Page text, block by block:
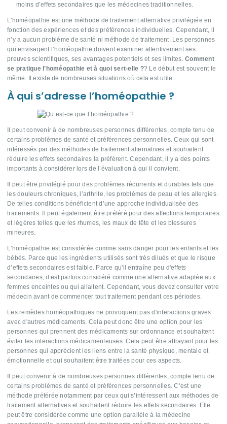
moins d’effets secondaires que les médecines traditionnelles.
L'homéopathie est une méthode de traitement alternative privilégiée en
fonction des expériences et des préférences individuelles. Cependant, il
n’y a aucun problème de santé ni méthode de traitement. Les personnes
qui envisagent l’homéopathie doivent examiner attentivement ses
preuves scientifiques, ses avantages potentiels et ses limites. Comment
se pratique l’homéopathie et à quoi sert-elle ?? Le début est souvent le
même. Il existe de nombreuses situations où cela est utile.
À qui s’adresse l’homéopathie ?
Il peut convenir à de nombreuses personnes différentes, compte tenu de
certains problèmes de santé et préférences personnelles. Ceux qui sont
intéressés par des méthodes de traitement alternatives et souhaitent
réduire les effets secondaires la préfèrent. Cependant, il y a des points
importants à considérer lors de l’évaluation à qui il convient.
Il peut être privilégié pour des problèmes récurrents et durables tels que
les douleurs chroniques, l’arthrite, les problèmes de peau et les allergies.
De telles conditions bénéficient d’une approche individualisée des
traitements. Il peut également être préféré pour des affections temporaires
et légères telles que les rhumes, les maux de tête et les blessures
mineures.
L'homéopathie est considérée comme sans danger pour les enfants et les
bébés. Parce que les ingrédients utilisés sont très dilués et que le risque
d’effets secondaires est faible. Parce qu'il entraîne peu d'effets
secondaires, il est parfois considéré comme une alternative adaptée aux
femmes enceintes ou qui allaitent. Cependant, vous devez consulter votre
médecin avant de commencer tout traitement pendant ces périodes.
Les remèdes homéopathiques ne provoquent pas d'interactions graves
avec d'autres médicaments. Cela peut donc être une option pour les
personnes qui prennent des médicaments sur ordonnance et souhaitent
éviter les interactions médicamenteuses. Cela peut être attrayant pour les
personnes qui apprécient les liens entre la santé physique, mentale et
émotionnelle et qui souhaitent être traitées pour ces aspects.
Il peut convenir à de nombreuses personnes différentes, compte tenu de
certains problèmes de santé et préférences personnelles. C’est une
méthode préférée notamment par ceux qui s’intéressent aux méthodes de
traitement alternatives et souhaitent réduire les effets secondaires. Elle
peut être considérée comme une option parallèle à la médecine